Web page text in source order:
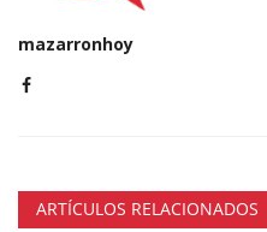
mazarronhoy
ARTÍCULOS RELACIONADOS